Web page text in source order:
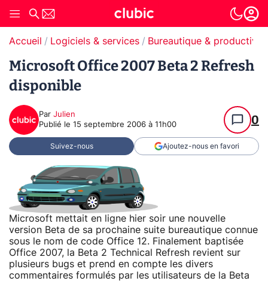
Accueil Logiciels & services Bureautique & productivité
Microsoft Office 2007 Beta 2 Refresh
disponible
Par Julien
Publié le 15 septembre 2006 à 11h00 0
Suivez-nous Ajoutez-nous en favori
Microsoft mettait en ligne hier soir une nouvelle
version Beta de sa prochaine suite bureautique connue
sous le nom de code Office 12. Finalement baptisée
Office 2007, la Beta 2 Technical Refresh revient sur
plusieurs bugs et prend en compte les divers
commentaires formulés par les utilisateurs de la Beta